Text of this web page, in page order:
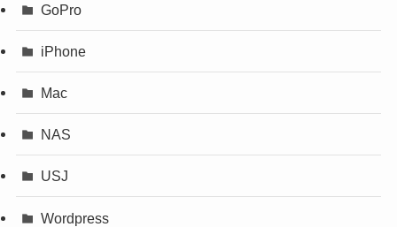
GoPro
iPhone
Mac
NAS
USJ
Wordpress